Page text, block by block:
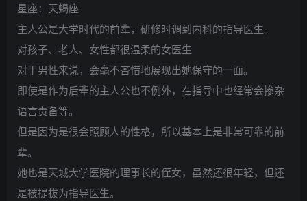
星座：天蝎座
主人公是大学时代的前辈，研修时调到内科的指导医生。
对孩子、老人、女性都很温柔的女医生
对于男性来说，会毫不吝惜地展现出她保守的一面。
即使是作为后辈的主人公也不例外，在指导中也经常会掺杂
语言责备等。
但是因为是很会照顾人的性格，所以基本上是非常可靠的前
辈。
她也是天城大学医院的理事长的侄女，虽然还很年轻，但还
是被提拔为指导医生。